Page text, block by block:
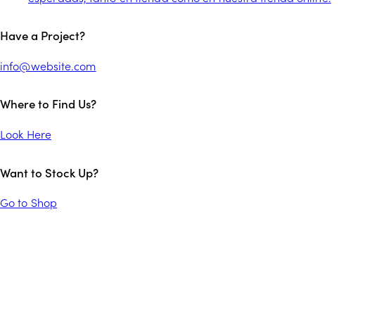
facebook-
twitter-
instagram
tik-
Have a Project?
info@website.com
Where to Find Us?
Look Here
Want to Stock Up?
Go to Shop